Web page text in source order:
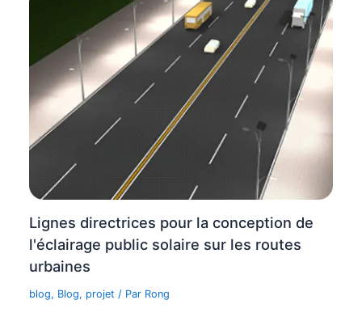
Lignes directrices pour la conception de
l'éclairage public solaire sur les routes
urbaines
blog, Blog, projet / Par Rong